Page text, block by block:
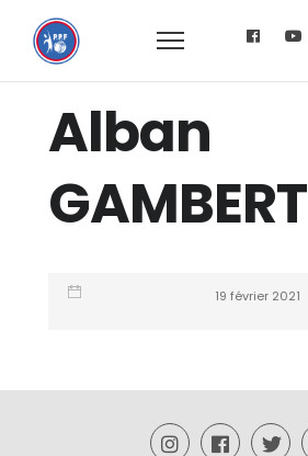
Alban
GAMBERT
19 février 2021